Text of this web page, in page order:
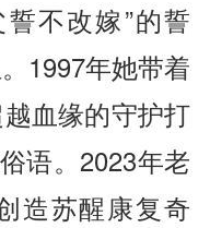
不改嫁”的誓
1997年她带着
血缘的守护打
语。2023年老
造苏醒康复奇